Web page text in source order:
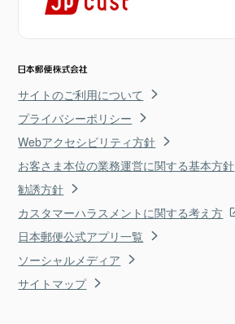
サイトのご利用について
プライバシーポリシー
Webアクセシビリティ方針
お客さま本位の業務運営に関する基本方針
勧誘方針
カスタマーハラスメントに関する考え方
日本郵便公式アプリ一覧
ソーシャルメディア
サイトマップ